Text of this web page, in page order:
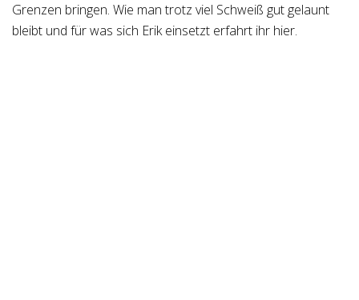
Grenzen bringen. Wie man trotz viel Schweiß gut gelaunt
bleibt und für was sich Erik einsetzt erfahrt ihr hier.